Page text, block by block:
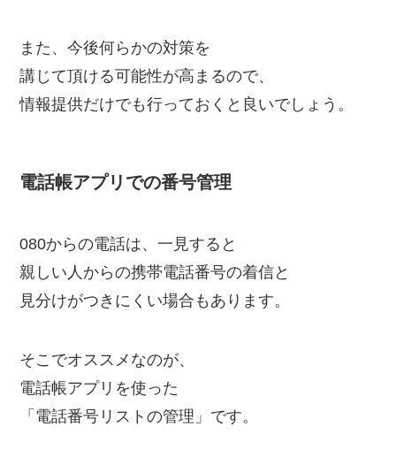
また、今後何らかの対策を
講じて頂ける可能性が高まるので、
情報提供だけでも行っておくと良いでしょう。
電話帳アプリでの番号管理
080からの電話は、一見すると
親しい人からの携帯電話番号の着信と
見分けがつきにくい場合もあります。
そこでオススメなのが、
電話帳アプリを使った
「電話番号リストの管理」です。